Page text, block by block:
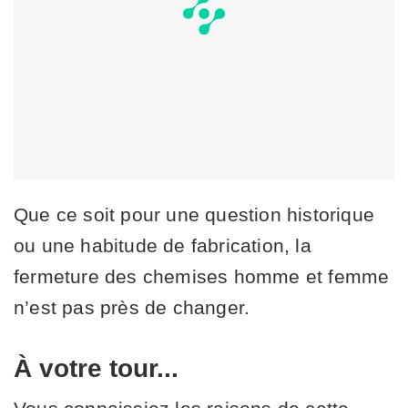
Que ce soit pour une question historique
ou une habitude de fabrication, la
fermeture des chemises homme et femme
n’est pas près de changer.
À votre tour...